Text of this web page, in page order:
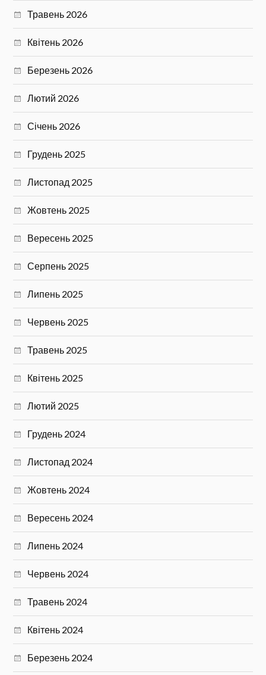
Травень 2026
Квітень 2026
Березень 2026
Лютий 2026
Січень 2026
Грудень 2025
Листопад 2025
Жовтень 2025
Вересень 2025
Серпень 2025
Липень 2025
Червень 2025
Травень 2025
Квітень 2025
Лютий 2025
Грудень 2024
Листопад 2024
Жовтень 2024
Вересень 2024
Липень 2024
Червень 2024
Травень 2024
Квітень 2024
Березень 2024